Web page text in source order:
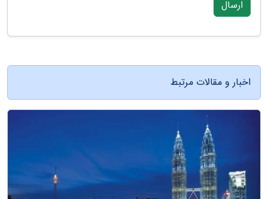
ارسال
اخبار و مقالات مرتبط